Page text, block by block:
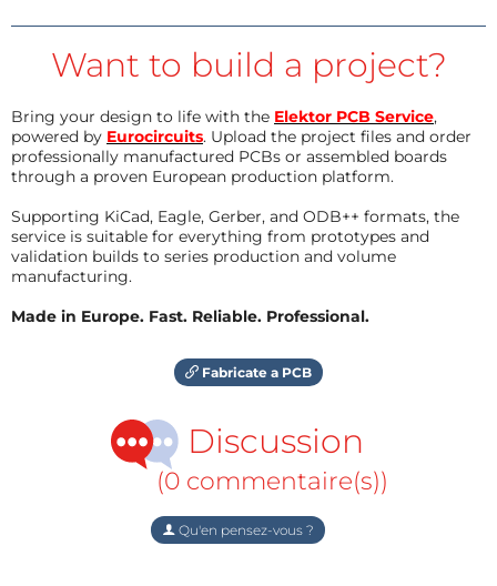
Want to build a project?
Bring your design to life with the Elektor PCB Service,
powered by Eurocircuits. Upload the project files and order
professionally manufactured PCBs or assembled boards
through a proven European production platform.
Supporting KiCad, Eagle, Gerber, and ODB++ formats, the
service is suitable for everything from prototypes and
validation builds to series production and volume
manufacturing.
Made in Europe. Fast. Reliable. Professional.
Fabricate a PCB
Discussion
(0 commentaire(s))
Qu'en pensez-vous ?